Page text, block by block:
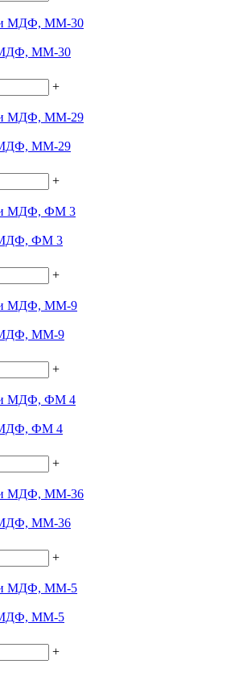
МДФ, ММ-30
+
МДФ, ММ-29
+
МДФ, ФМ 3
+
МДФ, ММ-9
+
МДФ, ФМ 4
+
МДФ, ММ-36
+
МДФ, ММ-5
+